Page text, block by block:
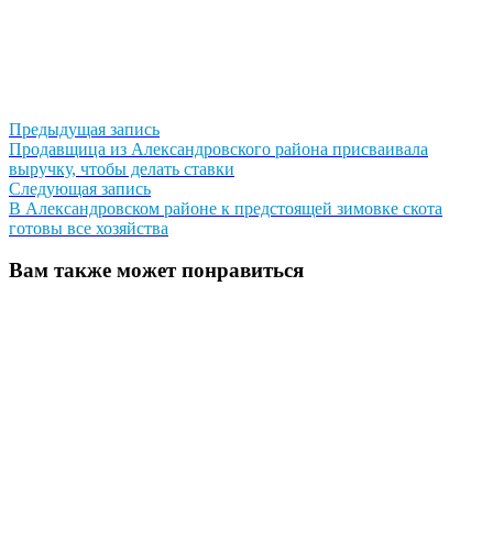
Навигация
по
записям
Предыдущая записьПредыдущая
запись:
Продавщица из Александровского района присваивала
выручку, чтобы делать ставки
Следующая записьСледующая
запись:
В Александровском районе к предстоящей зимовке скота
готовы все хозяйства
Вам также может понравиться